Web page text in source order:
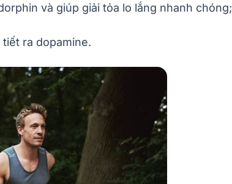
và giúp giải tỏa lo lắng nhanh chóng;
ra dopamine.